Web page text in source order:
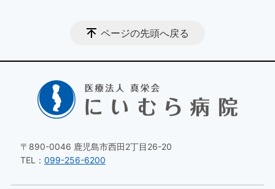
ページの先頭へ戻る
〒890-0046 鹿児島市西田2丁目26-20
TEL： 099-256-6200